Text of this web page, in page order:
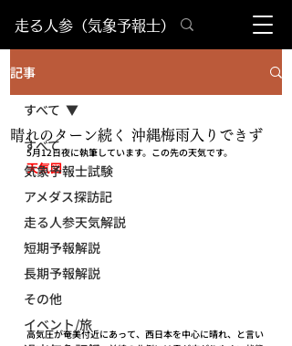
​走る人参（気象予報士）
記事
すべて
気象予報士試験
アメダス探訪記
走る人参天気解説
短期予報解説
長期予報解説
その他
イベント/旅
すべて
晴れのターン続く 沖縄梅雨入りできず
5月12日夜に執筆しています。この先の天気です。
天気図
高気圧が奄美付近にあって、西日本を中心に晴れ、と言い